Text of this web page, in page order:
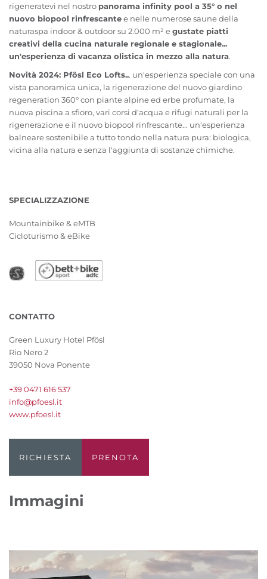
rigeneratevi nel nostro panorama infinity pool a 35° o nel
nuovo biopool rinfrescantee nelle numerose saune della
naturaspa indoor & outdoor su 2.000 m² egustate piatti
creativi della cucina naturale regionale e stagionale...
un'esperienza di vacanza olistica in mezzo alla natura.
Novità 2024: Pfösl Eco Lofts... un'esperienza speciale con una
vista panoramica unica, la rigenerazione del nuovo giardino
regeneration 360° con piante alpine ed erbe profumate, la
nuova piscina a sfioro, vari corsi d'acqua e rifugi naturali per la
rigenerazione e il nuovo biopool rinfrescante... un'esperienza
balneare sostenibile a tutto tondo nella natura pura: biologica,
vicina alla natura e senza l'aggiunta di sostanze chimiche.
SPECIALIZZAZIONE
Mountainbike & eMTB
Cicloturismo & eBike
CONTATTO
Green Luxury Hotel Pfösl
Rio Nero 2
39050 Nova Ponente
+39 0471 616 537
info@pfoesl.it
www.pfoesl.it
RICHIESTA PRENOTA
Immagini